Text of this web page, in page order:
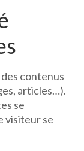
contenus
articles…).
se
visiteur se